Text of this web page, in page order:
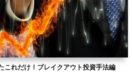
これだけ！ブレイクアウト投資手法編